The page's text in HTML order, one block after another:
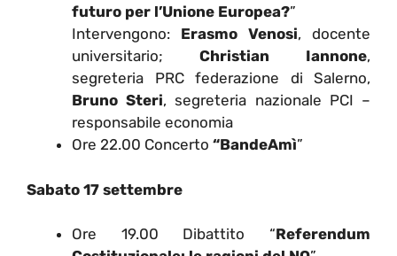
futuro per l’Unione Europea?”
Intervengono: Erasmo Venosi, docente
universitario; Christian Iannone,
segreteria PRC federazione di Salerno,
Bruno Steri, segreteria nazionale PCI –
responsabile economia
Ore 22.00 Concerto “BandeAmì”
Sabato 17 settembre
Ore 19.00 Dibattito “Referendum